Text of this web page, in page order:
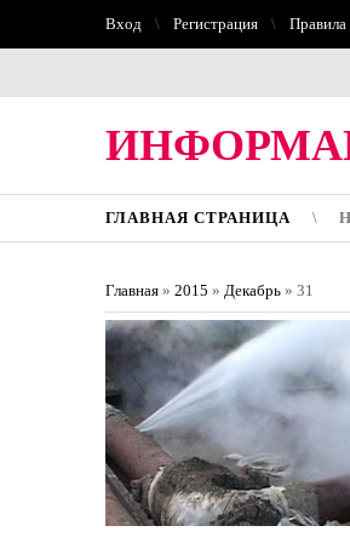
Вход Регистрация Правила
ГЛАВНАЯ СТРАНИЦА
Главная » 2015 » Декабрь » 31